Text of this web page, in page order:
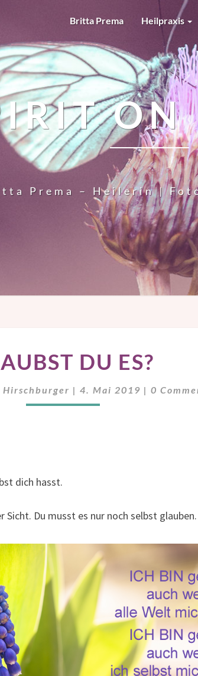
Britta Prema Heilpraxis
ON
Prema – Heilerin |
DU DU ES?
| 4. Mai 2019 | 0
dich hasst.
Sicht. Du musst es nur noch selbst glauben.